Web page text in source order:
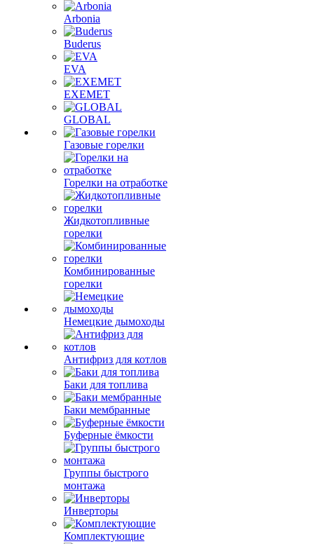
Arbonia
Buderus
EVA
EXEMET
GLOBAL
Газовые горелки
Горелки на отработке
Жидкотопливные
горелки
Комбинированные
горелки
Немецкие дымоходы
Антифриз для котлов
Баки для топлива
Баки мембранные
Буферные ёмкости
Группы быстрого
монтажа
Инверторы
Комплектующие